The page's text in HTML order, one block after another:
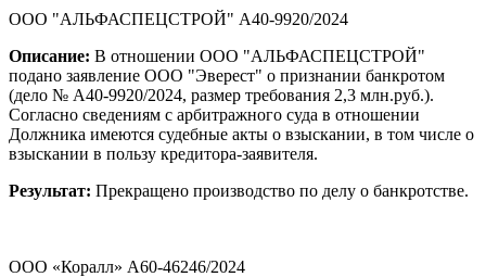
ООО "АЛЬФАСПЕЦСТРОЙ" А40-9920/2024
Описание: В отношении ООО "АЛЬФАСПЕЦСТРОЙ"
подано заявление ООО "Эверест" о признании банкротом
(дело № А40-9920/2024, размер требования 2,3 млн.руб.).
Согласно сведениям с арбитражного суда в отношении
Должника имеются судебные акты о взыскании, в том числе о
взыскании в пользу кредитора-заявителя.
Результат: Прекращено производство по делу о банкротстве.
ООО «Коралл» А60-46246/2024